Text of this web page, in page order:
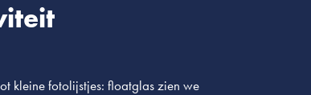
kleine fotolijstjes: floatglas zien we